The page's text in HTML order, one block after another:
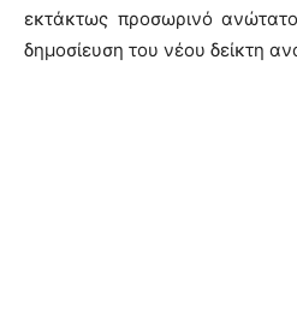
εκτάκτως προσωρινό
δημοσίευση του νέου δείκτη